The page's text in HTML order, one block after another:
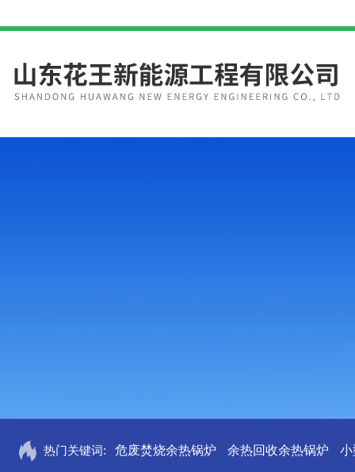
热门关键词: 危废焚烧余热锅炉 余热回收余热锅炉 小